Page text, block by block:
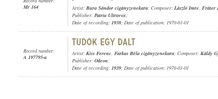
Mr 164
Artist: Bura Sándor cigányzenekara; Composer: László Imre, Fráter
Publisher: Patria Ultravox;
Date of recording: 1938; Date of publication: 1970-01-01
Record number:
A 197795-a
Artist: Kiss Ferenc, Farkas Béla cigányzenekara; Composer: Káldy
Publisher: Odeon;
Date of recording: 1939; Date of publication: 1970-01-01